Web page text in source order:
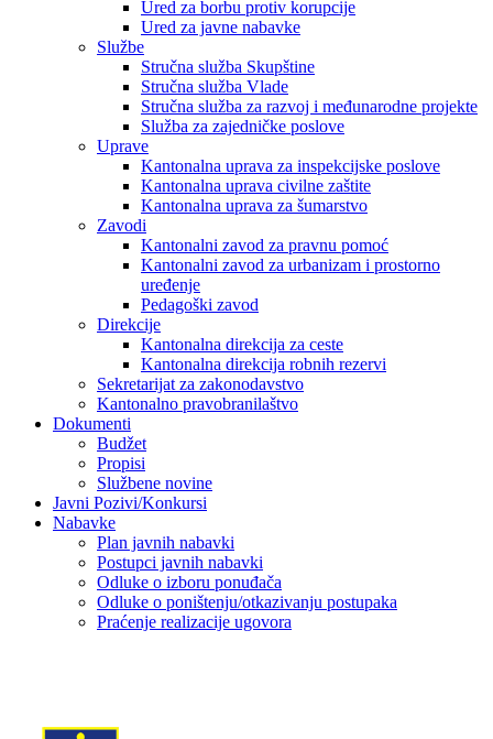
Ured za borbu protiv korupcije
Ured za javne nabavke
Službe
Stručna služba Skupštine
Stručna služba Vlade
Stručna služba za razvoj i međunarodne projekte
Služba za zajedničke poslove
Uprave
Kantonalna uprava za inspekcijske poslove
Kantonalna uprava civilne zaštite
Kantonalna uprava za šumarstvo
Zavodi
Kantonalni zavod za pravnu pomoć
Kantonalni zavod za urbanizam i prostorno
uređenje
Pedagoški zavod
Direkcije
Kantonalna direkcija za ceste
Kantonalna direkcija robnih rezervi
Sekretarijat za zakonodavstvo
Kantonalno pravobranilaštvo
Dokumenti
Budžet
Propisi
Službene novine
Javni Pozivi/Konkursi
Nabavke
Plan javnih nabavki
Postupci javnih nabavki
Odluke o izboru ponuđača
Odluke o poništenju/otkazivanju postupaka
Praćenje realizacije ugovora